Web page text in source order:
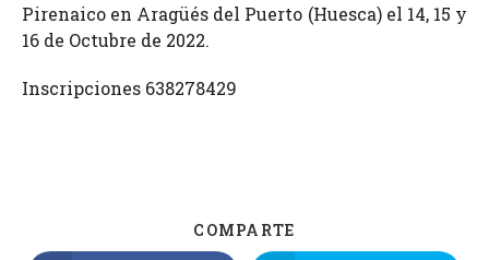
Pirenaico en Aragüés del Puerto (Huesca) el 14, 15 y
16 de Octubre de 2022.
Inscripciones 638278429
COMPARTE